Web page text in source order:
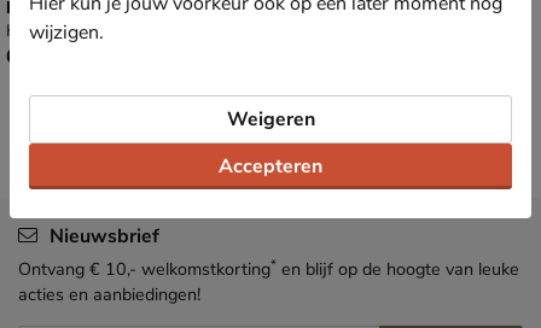
Nelson Kids
Klittenbandschoenen - bruin
€ 69,99
69
Nieuwsbrief
Ontvang € 10,- welkomstkorting* en blijf op de hoogte van leuke
acties en aanbiedingen!
wijzigen.
Accepteren
Weigeren